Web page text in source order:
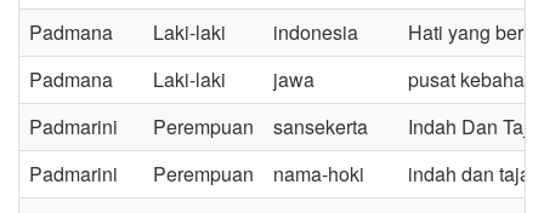
Padmana
Laki-laki indonesia
Hati yang
Padmana
Laki-laki jawa
pusat
Padmarini
Perempuan sansekerta
Indah Dan
Padmarini
Perempuan nama-hoki indah dan